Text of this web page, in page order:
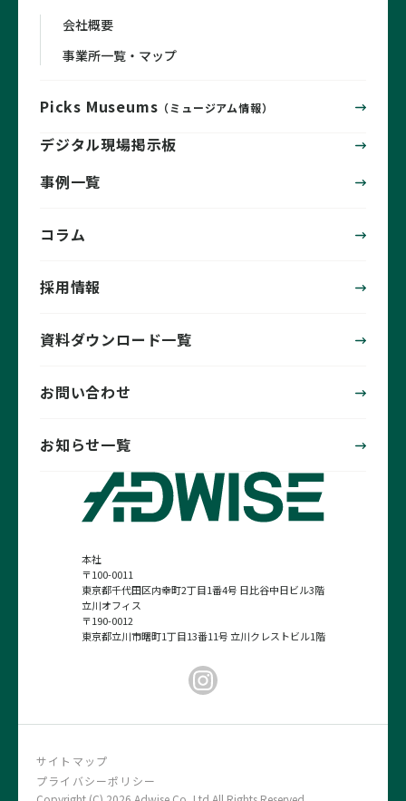
本社
〒100-0011
東京都千代田区内幸町2丁目1番4号 日比谷中日ビル3階
立川オフィス
〒190-0012
東京都立川市曙町1丁目13番11号 立川クレストビル1階
会社概要
事業所一覧・マップ
Picks Museums （ミュージアム情報）
デジタル現場掲示板
事例一覧
コラム
採用情報
資料ダウンロード一覧
お問い合わせ
お知らせ一覧
サイトマップ
プライバシーポリシー